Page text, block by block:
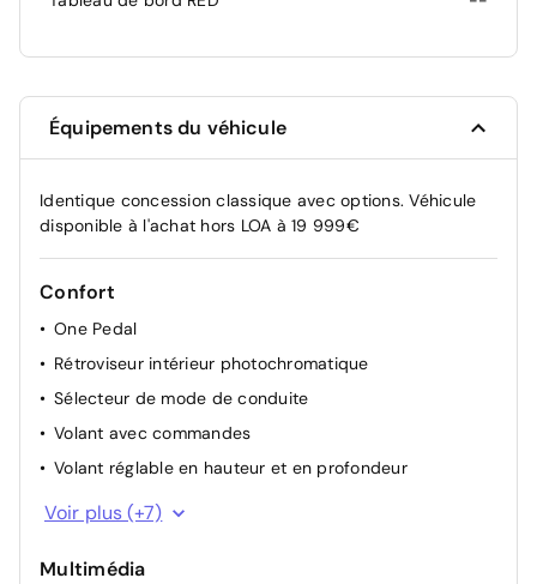
Équipements du véhicule
Identique concession classique avec options. Véhicule
disponible à l'achat hors LOA à 19 999€
Confort
One Pedal
Rétroviseur intérieur photochromatique
Sélecteur de mode de conduite
Volant avec commandes
Volant réglable en hauteur et en profondeur
Batterie 42 kWh
Capteur de pluie et luminosité
Voir plus (+7)
Multimédia